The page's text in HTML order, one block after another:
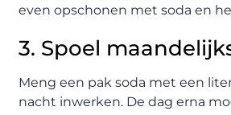
even opschonen met soda en
3. Spoel
Meng een pak soda met een
nacht inwerken. De dag erna